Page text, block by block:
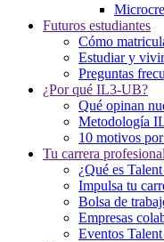
Futuros estudiantes
Cómo
Estudiar y
Preguntas
¿Por qué IL3-UB?
Qué opinan
Metodología
10 motivos
Tu carrera profesional
¿Qué es
Impulsa tu
Bolsa de
Empresas
Eventos